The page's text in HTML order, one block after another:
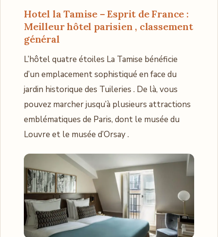
Hotel la Tamise – Esprit de France :
Meilleur hôtel parisien , classement
général
L’hôtel quatre étoiles La Tamise bénéficie
d’un emplacement sophistiqué en face du
jardin historique des Tuileries . De là, vous
pouvez marcher jusqu’à plusieurs attractions
emblématiques de Paris, dont le musée du
Louvre et le musée d’Orsay .